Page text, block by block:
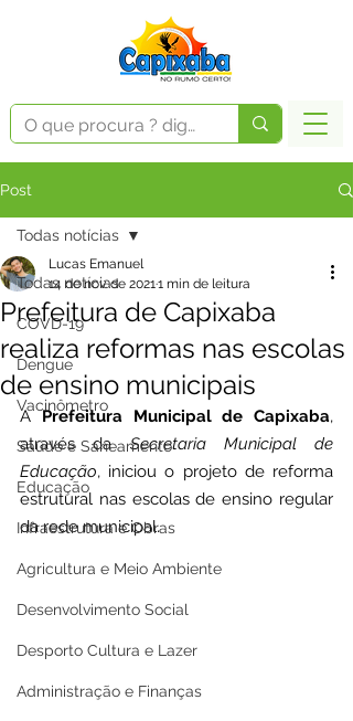
Post
Todas notícias
COVD-19
Dengue
Vacinômetro
Saúde e Saneamento
Educação
Infraestrutura e Obras
Agricultura e Meio Ambiente
Desenvolvimento Social
Desporto Cultura e Lazer
Administração e Finanças
Todas notícias
Prefeitura de Capixaba
realiza reformas nas escolas
de ensino municipais
Lucas Emanuel
14 de nov. de 20211 min de leitura
A Prefeitura Municipal de Capixaba,
através da Secretaria Municipal de
Educação, iniciou o projeto de reforma
estrutural nas escolas de ensino regular
da rede municipal.